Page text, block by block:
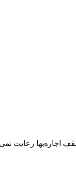
اجاره‌بها رعایت